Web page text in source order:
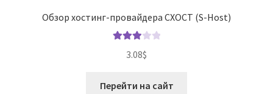
Обзор хостинг-провайдера СХОСТ (S-Host)
3.08$
Перейти на сайт